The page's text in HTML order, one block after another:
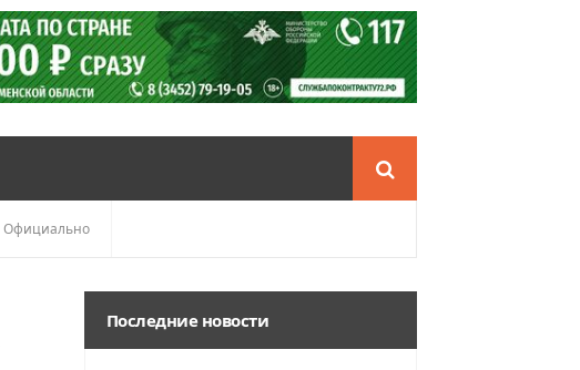
Официально
Последние новости